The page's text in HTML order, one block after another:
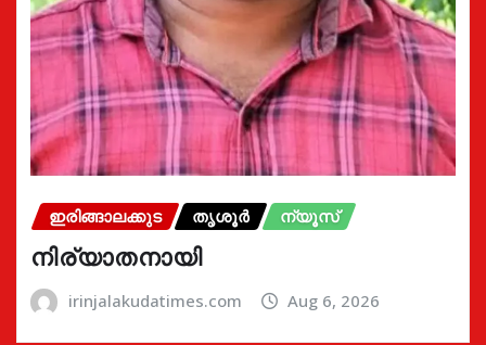
ഇരിങ്ങാലക്കുട തൃശൂർ ന്യൂസ്
നിര്യാതനായി
irinjalakudatimes.com Aug 6, 2026